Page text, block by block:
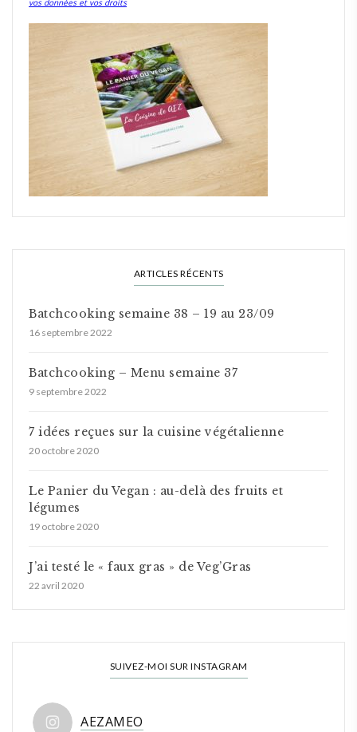
vos données et vos droits
ARTICLES RÉCENTS
Batchcooking semaine 38 – 19 au 23/09
16 septembre 2022
Batchcooking – Menu semaine 37
9 septembre 2022
7 idées reçues sur la cuisine végétalienne
20 octobre 2020
Le Panier du Vegan : au-delà des fruits et
légumes
19 octobre 2020
J’ai testé le « faux gras » de Veg’Gras
22 avril 2020
SUIVEZ-MOI SUR INSTAGRAM
AEZAMEO